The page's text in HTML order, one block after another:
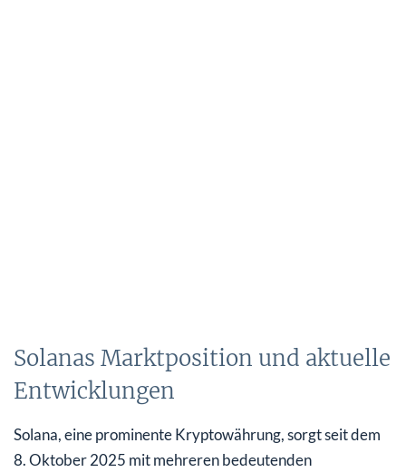
Solanas Marktposition und aktuelle
Entwicklungen
Solana, eine prominente Kryptowährung, sorgt seit dem
8. Oktober 2025 mit mehreren bedeutenden